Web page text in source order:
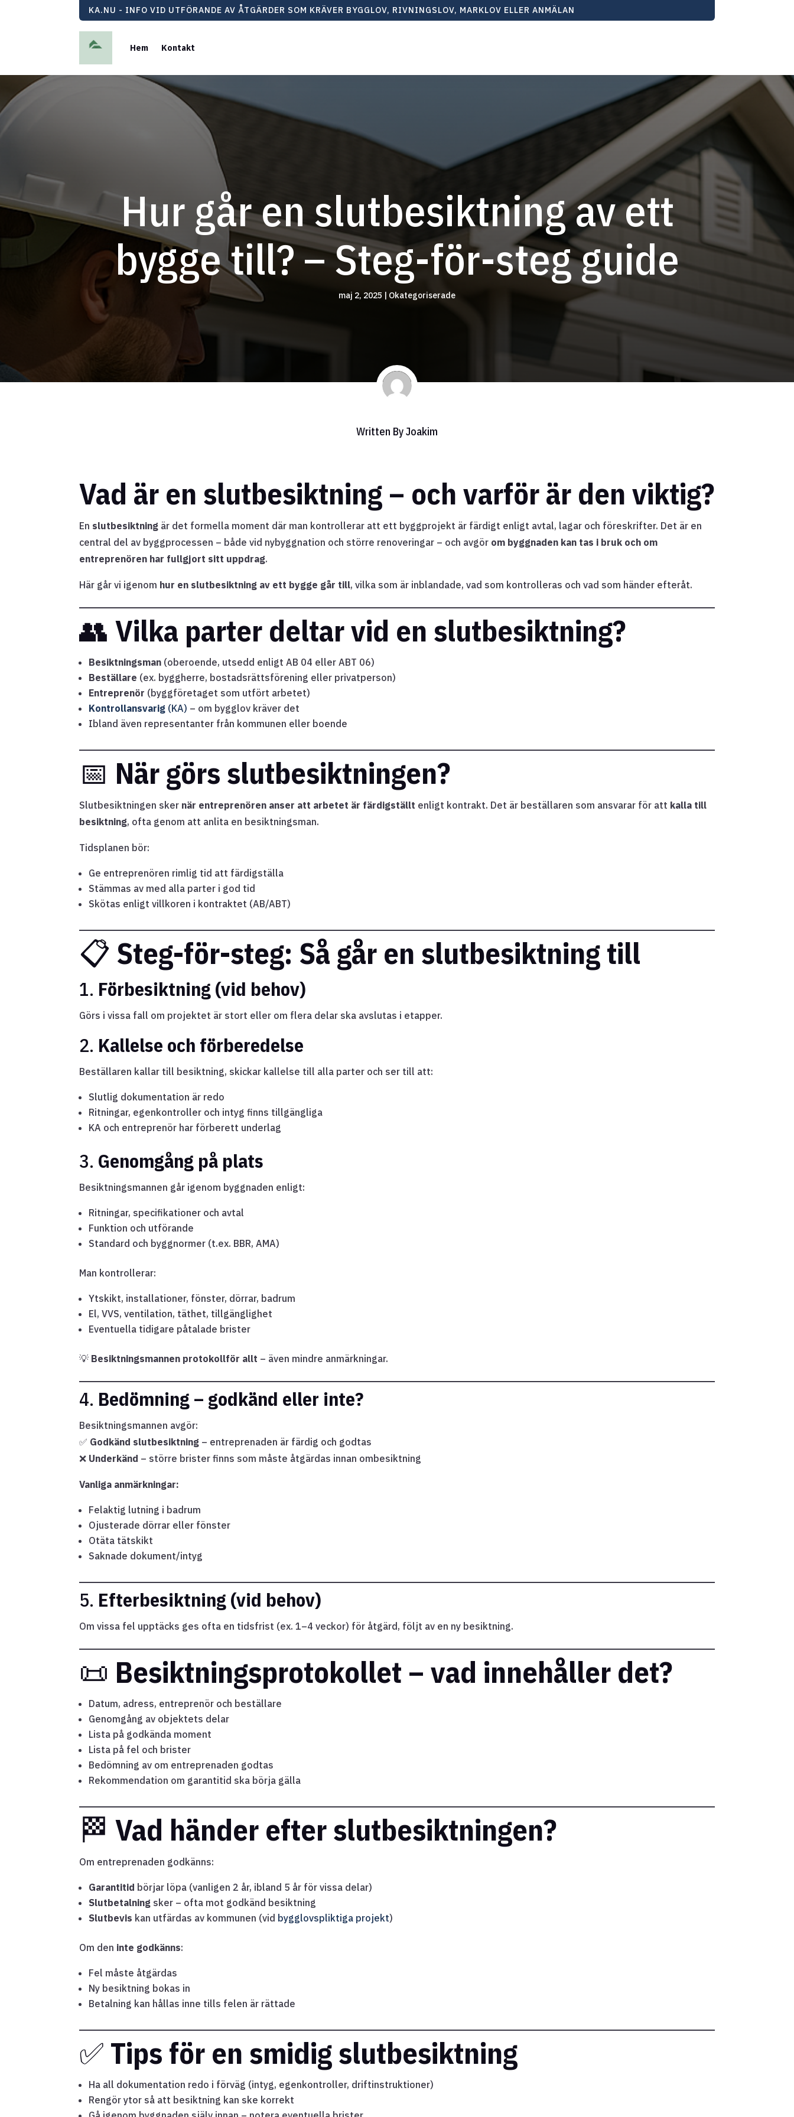
KA.NU - INFO VID UTFÖRANDE AV ÅTGÄRDER SOM KRÄVER BYGGLOV, RIVNINGSLOV, MARKLOV ELLER ANMÄLAN
Hem Kontakt
Hur går en slutbesiktning av ett
bygge till? – Steg-för-steg guide
maj 2, 2025 | Okategoriserade
Written ByJoakim
Vad är en slutbesiktning – och varför är den viktig?
En slutbesiktning är det formella moment där man kontrollerar att ett byggprojekt är färdigt enligt avtal, lagar och föreskrifter. Det är en
central del av byggprocessen – både vid nybyggnation och större renoveringar – och avgör om byggnaden kan tas i bruk och om
entreprenören har fullgjort sitt uppdrag.
Här går vi igenom hur en slutbesiktning av ett bygge går till, vilka som är inblandade, vad som kontrolleras och vad som händer efteråt.
👥Vilka parter deltar vid en slutbesiktning?
Besiktningsman (oberoende, utsedd enligt AB 04 eller ABT 06)
Beställare (ex. byggherre, bostadsrättsförening eller privatperson)
Entreprenör (byggföretaget som utfört arbetet)
Kontrollansvarig (KA) – om bygglov kräver det
Ibland även representanter från kommunen eller boende
📅 När görs slutbesiktningen?
Slutbesiktningen sker när entreprenören anser att arbetet är färdigställt enligt kontrakt. Det är beställaren som ansvarar för att kalla till
besiktning, ofta genom att anlita en besiktningsman.
Tidsplanen bör:
Ge entreprenören rimlig tid att färdigställa
Stämmas av med alla parter i god tid
Skötas enligt villkoren i kontraktet (AB/ABT)
📋 Steg-för-steg: Så går en slutbesiktning till
1. Förbesiktning (vid behov)
Görs i vissa fall om projektet är stort eller om flera delar ska avslutas i etapper.
2. Kallelse och förberedelse
Beställaren kallar till besiktning, skickar kallelse till alla parter och ser till att:
Slutlig dokumentation är redo
Ritningar, egenkontroller och intyg finns tillgängliga
KA och entreprenör har förberett underlag
3. Genomgång på plats
Besiktningsmannen går igenom byggnaden enligt:
Ritningar, specifikationer och avtal
Funktion och utförande
Standard och byggnormer (t.ex. BBR, AMA)
Man kontrollerar:
Ytskikt, installationer, fönster, dörrar, badrum
El, VVS, ventilation, täthet, tillgänglighet
Eventuella tidigare påtalade brister
💡 Besiktningsmannen protokollför allt – även mindre anmärkningar.
4. Bedömning – godkänd eller inte?
Besiktningsmannen avgör:
✅ Godkänd slutbesiktning – entreprenaden är färdig och godtas
❌ Underkänd – större brister finns som måste åtgärdas innan ombesiktning
Vanliga anmärkningar:
Felaktig lutning i badrum
Ojusterade dörrar eller fönster
Otäta tätskikt
Saknade dokument/intyg
5. Efterbesiktning (vid behov)
Om vissa fel upptäcks ges ofta en tidsfrist (ex. 1–4 veckor) för åtgärd, följt av en ny besiktning.
📜 Besiktningsprotokollet – vad innehåller det?
Datum, adress, entreprenör och beställare
Genomgång av objektets delar
Lista på godkända moment
Lista på fel och brister
Bedömning av om entreprenaden godtas
Rekommendation om garantitid ska börja gälla
🏁Vad händer efter slutbesiktningen?
Om entreprenaden godkänns:
Garantitid börjar löpa (vanligen 2 år, ibland 5 år för vissa delar)
Slutbetalning sker – ofta mot godkänd besiktning
Slutbevis kan utfärdas av kommunen (vid bygglovspliktiga projekt)
Om den inte godkänns:
Fel måste åtgärdas
Ny besiktning bokas in
Betalning kan hållas inne tills felen är rättade
✅ Tips för en smidig slutbesiktning
Ha all dokumentation redo i förväg (intyg, egenkontroller, driftinstruktioner)
Rengör ytor så att besiktning kan ske korrekt